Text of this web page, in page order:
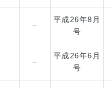
–
平成26年8月
号
–
平成26年6月
号